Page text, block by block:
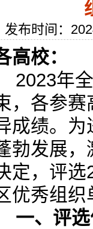
发布时间：
高校：
2023年
，各参
成绩。为
勃发展，
定，评选
优秀组
一、评